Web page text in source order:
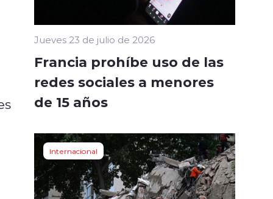
Jueves 23 de julio de 2026
Francia prohíbe uso de las
redes sociales a menores
de 15 años
Internacional